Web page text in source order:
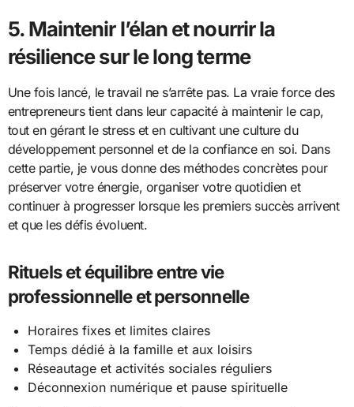
5. Maintenir l’élan et nourrir la
résilience sur le long terme
Une fois lancé, le travail ne s’arrête pas. La vraie force des
entrepreneurs tient dans leur capacité à maintenir le cap,
tout en gérant le stress et en cultivant une culture du
développement personnel et de la confiance en soi. Dans
cette partie, je vous donne des méthodes concrètes pour
préserver votre énergie, organiser votre quotidien et
continuer à progresser lorsque les premiers succès arrivent
et que les défis évoluent.
Rituels et équilibre entre vie
professionnelle et personnelle
Horaires fixes et limites claires
Temps dédié à la famille et aux loisirs
Réseautage et activités sociales réguliers
Déconnexion numérique et pause spirituelle